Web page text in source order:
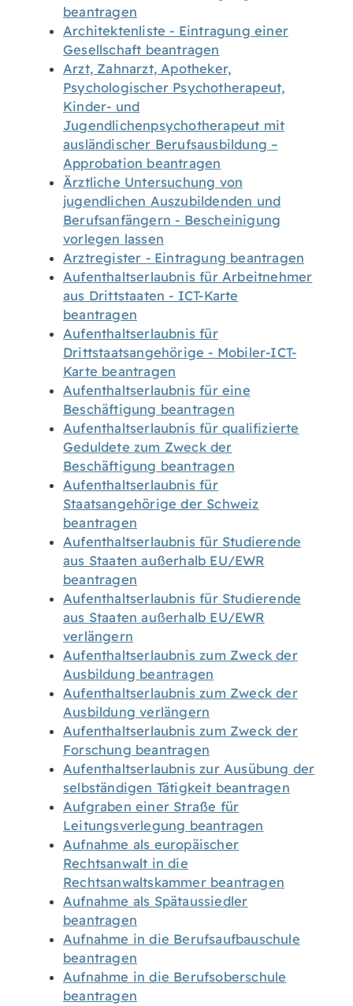
beantragen
Architektenliste - Eintragung einer
Gesellschaft beantragen
Arzt, Zahnarzt, Apotheker,
Psychologischer Psychotherapeut,
Kinder- und
Jugendlichenpsychotherapeut mit
ausländischer Berufsausbildung –
Approbation beantragen
Ärztliche Untersuchung von
jugendlichen Auszubildenden und
Berufsanfängern - Bescheinigung
vorlegen lassen
Arztregister - Eintragung beantragen
Aufenthaltserlaubnis für Arbeitnehmer
aus Drittstaaten - ICT-Karte
beantragen
Aufenthaltserlaubnis für
Drittstaatsangehörige - Mobiler-ICT-
Karte beantragen
Aufenthaltserlaubnis für eine
Beschäftigung beantragen
Aufenthaltserlaubnis für qualifizierte
Geduldete zum Zweck der
Beschäftigung beantragen
Aufenthaltserlaubnis für
Staatsangehörige der Schweiz
beantragen
Aufenthaltserlaubnis für Studierende
aus Staaten außerhalb EU/EWR
beantragen
Aufenthaltserlaubnis für Studierende
aus Staaten außerhalb EU/EWR
verlängern
Aufenthaltserlaubnis zum Zweck der
Ausbildung beantragen
Aufenthaltserlaubnis zum Zweck der
Ausbildung verlängern
Aufenthaltserlaubnis zum Zweck der
Forschung beantragen
Aufenthaltserlaubnis zur Ausübung der
selbständigen Tätigkeit beantragen
Aufgraben einer Straße für
Leitungsverlegung beantragen
Aufnahme als europäischer
Rechtsanwalt in die
Rechtsanwaltskammer beantragen
Aufnahme als Spätaussiedler
beantragen
Aufnahme in die Berufsaufbauschule
beantragen
Aufnahme in die Berufsoberschule
beantragen